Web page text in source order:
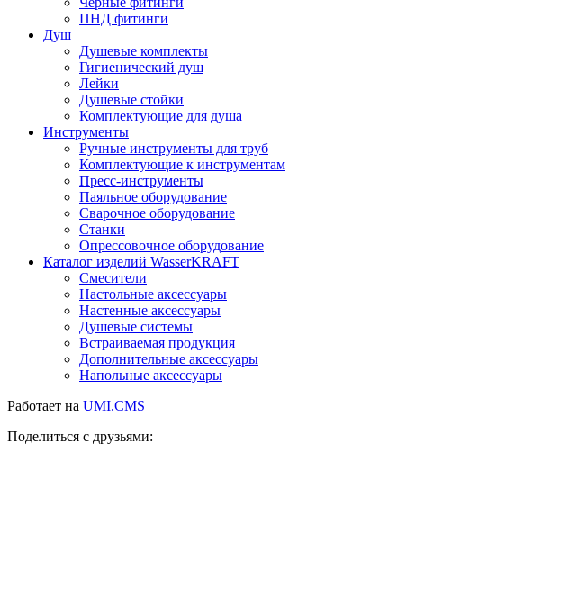
ПНД фитинги
Душ
Душевые комплекты
Гигиенический душ
Лейки
Душевые стойки
Комплектующие для душа
Инструменты
Ручные инструменты для труб
Комплектующие к инструментам
Пресс-инструменты
Паяльное оборудование
Сварочное оборудование
Станки
Опрессовочное оборудование
Каталог изделий WasserKRAFT
Смесители
Настольные аксессуары
Настенные аксессуары
Душевые системы
Встраиваемая продукция
Дополнительные аксессуары
Напольные аксессуары
Работает на UMI.CMS
Поделиться с друзьями: